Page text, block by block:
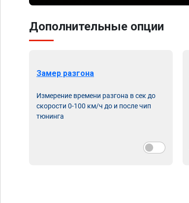
Дополнительные опции
Замер разгона
Измерение времени разгона в сек до
скорости 0-100 км/ч до и после чип
тюнинга